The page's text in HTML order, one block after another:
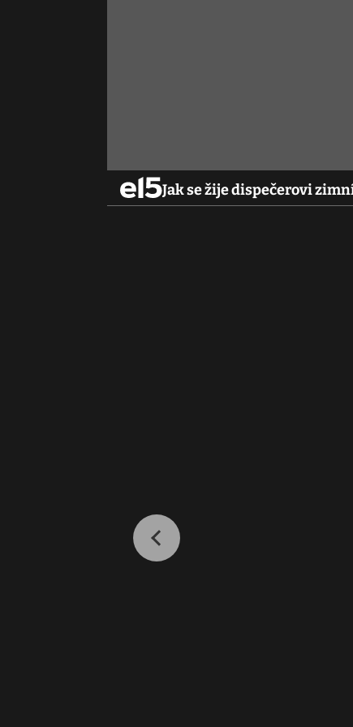
Jak se žije dispečerovi